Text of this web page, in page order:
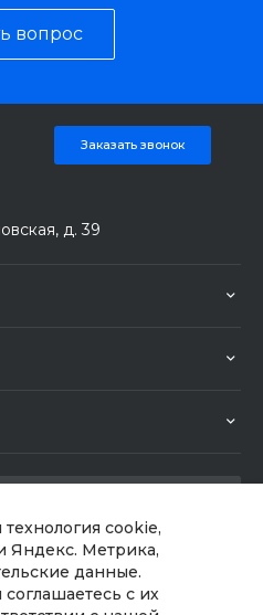
технология cookie,
Яндекс. Метрика,
данные.
соглашаетесь с их
вопрос
Заказать звонок
д. 39
сетях